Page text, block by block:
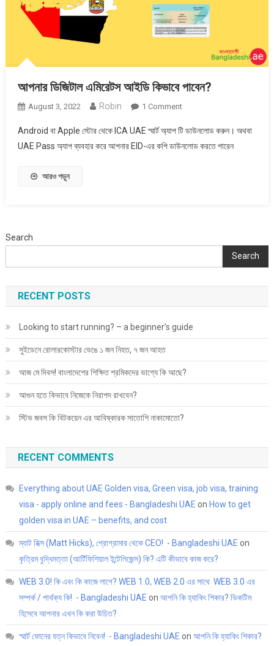
আপনার ডিজিটাল এমিরেটস আইডি কিভাবে পাবেন?
August 3, 2022 Robin 1 CommentOn
ডিজিটাল
এমিরেটস
Android বা Apple স্টোর থেকে ICA UAE স্মার্ট অ্যাপ টি ডাউনলোড করুন। অথবা
UAE Pass অ্যাপ ব্যবহার করে আপনার EID-এর কপি ডাউনলোড করতে পারেন
আরও পড়ুন
Search
Search
RECENT POSTS
Looking to start running? – a beginner’s guide
সুইডেনে রোলারকোস্টার ভেঙে ১ জন নিহত, ৭ জন আহত
আজ মে দিবস! বাংলাদেশের শিক্ষিত শ্রমিকদের ভাগ্যে কি আছে?
আগুন হতে কিভাবে নিজেকে নিরাপদ রাখবেন?
স্টিভ জবস কি বিটকয়েন এর আবিষ্কারক সাতোশি নাকামোতো?
RECENT COMMENTS
Everything about UAE Golden visa, Green visa, job visa, training
visa - apply online and fees - Bangladeshi UAE on How to get
golden visa in UAE – benefits, and cost
ম্যাট হিক্স (Matt Hicks), প্রোগ্রামার থেকে CEO! - Bangladeshi UAE on
কৃত্রিম বুদ্ধিমত্তা (আর্টিফিশিয়াল ইন্টেলিজেন্স) কি? এটি কীভাবে কাজ করে?
WEB 3.0! কি এবং কি কাজে লাগে? WEB 1.0, WEB 2.0 এর সাথে WEB 3.0 এর
সম্পর্ক / পার্থক্য কি! - Bangladeshi UAE on আপনি কি হ্যাকিং শিকার? ভিকটিম
হিসেবে আপনার এখন কি করা উচিত?
স্মার্ট ফোনের যত্ন কিভাবে নিবেন! - Bangladeshi UAE on আপনি কি হ্যাকিং শিকার?